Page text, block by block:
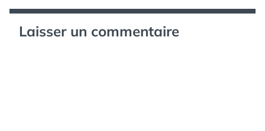
Laisser un commentaire